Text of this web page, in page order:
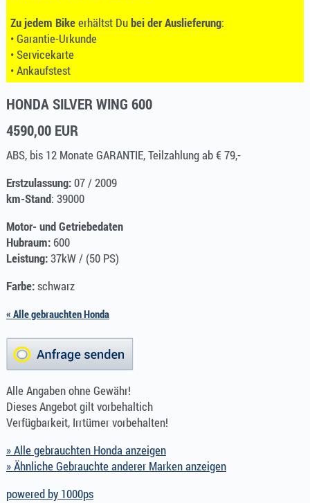
Zu jedem Bikeerhältst Dubei der Auslieferung:
• Garantie-Urkunde
• Servicekarte
• Ankaufstest
HONDA SILVER WING 600
4590,00 EUR
ABS, bis 12 Monate GARANTIE, Teilzahlung ab € 79,-
Erstzulassung:07 / 2009
km-Stand: 39000
Motor- und Getriebedaten
Hubraum:600
Leistung:37kW / (50 PS)
Farbe:schwarz
« Alle gebrauchten Honda
Alle Angaben ohne Gewähr!
Dieses Angebot gilt vorbehaltich
Verfügbarkeit, Irrtümer vorbehalten!
» Alle gebrauchten Honda anzeigen
» Ähnliche Gebrauchte anderer Marken anzeigen
powered by 1000ps